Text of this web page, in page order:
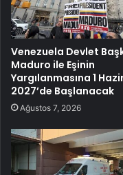
Venezuela Devlet
Maduro ile Eşinin
Yargılanmasına 1
2027’de Başlanacak
Ağustos 7, 2026